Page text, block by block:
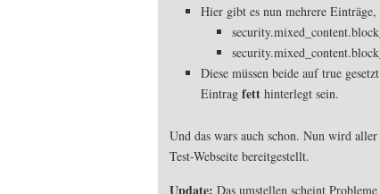
Hier gibt es nun mehrere
Diese müssen beide auf true
Eintrag fett hinterlegt sein.
Und das wars auch schon. Nun wird
Test-Webseite bereitgestellt.
Update: Das umstellen scheint